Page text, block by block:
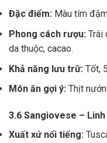
Đặc điểm: Màu tím
Phong cách rượu: Trái
da thuộc, cacao.
Khả năng lưu trữ: Tốt,
Món ăn gợi ý: Thịt
3.6 Sangiovese –
Xuất xứ nổi tiếng: